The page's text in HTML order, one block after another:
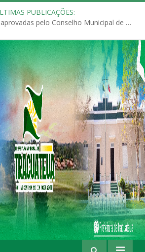
PUBLICAÇÕES:
Políticas Municipais aprovadas pelo Conselho Municipal de Educação (CME)